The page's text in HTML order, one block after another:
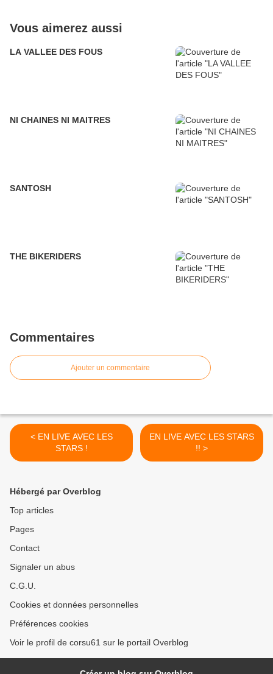
Vous aimerez aussi
LA VALLEE DES FOUS
NI CHAINES NI MAITRES
SANTOSH
THE BIKERIDERS
Commentaires
Ajouter un commentaire
< EN LIVE AVEC LES
STARS !
EN LIVE AVEC LES STARS
!! >
Hébergé par Overblog
Top articles
Pages
Contact
Signaler un abus
C.G.U.
Cookies et données personnelles
Préférences cookies
Voir le profil de corsu61 sur le portail Overblog